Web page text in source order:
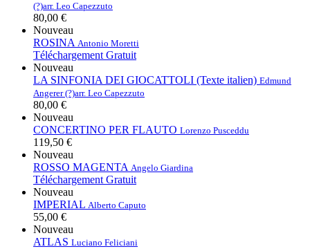
(?)arr. Leo Capezzuto
80,00 €
Nouveau
ROSINA Antonio Moretti
Téléchargement Gratuit
Nouveau
LA SINFONIA DEI GIOCATTOLI (Texte italien) Edmund
Angerer (?)arr. Leo Capezzuto
80,00 €
Nouveau
CONCERTINO PER FLAUTO Lorenzo Pusceddu
119,50 €
Nouveau
ROSSO MAGENTA Angelo Giardina
Téléchargement Gratuit
Nouveau
IMPERIAL Alberto Caputo
55,00 €
Nouveau
ATLAS Luciano Feliciani